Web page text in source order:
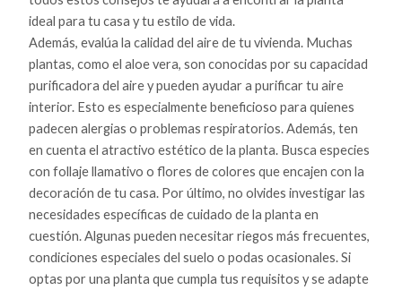
ideal para tu casa y tu estilo de vida.
Además, evalúa la calidad del aire de tu vivienda. Muchas
plantas, como el aloe vera, son conocidas por su capacidad
purificadora del aire y pueden ayudar a purificar tu aire
interior. Esto es especialmente beneficioso para quienes
padecen alergias o problemas respiratorios. Además, ten
en cuenta el atractivo estético de la planta. Busca especies
con follaje llamativo o flores de colores que encajen con la
decoración de tu casa. Por último, no olvides investigar las
necesidades específicas de cuidado de la planta en
cuestión. Algunas pueden necesitar riegos más frecuentes,
condiciones especiales del suelo o podas ocasionales. Si
optas por una planta que cumpla tus requisitos y se adapte